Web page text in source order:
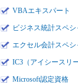
VBAエキスパート
ビジネス統計スペシ
エクセル会計スペシ
IC3（アイシースリー
Microsoft認定資格